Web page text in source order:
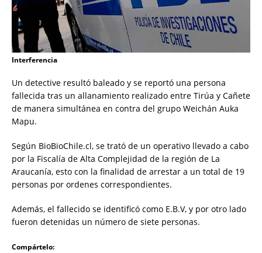
Interferencia
Un detective resultó baleado y se reportó una persona
fallecida tras un allanamiento realizado entre Tirúa y Cañete
de manera simultánea en contra del grupo Weichán Auka
Mapu.
Según BioBioChile.cl, se trató de un operativo llevado a cabo
por la Fiscalía de Alta Complejidad de la región de La
Araucanía, esto con la finalidad de arrestar a un total de 19
personas por ordenes correspondientes.
Además, el fallecido se identificó como E.B.V, y por otro lado
fueron detenidas un número de siete personas.
Compártelo: